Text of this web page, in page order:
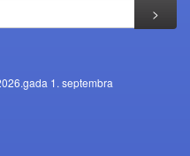
1. septembra